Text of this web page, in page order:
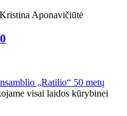
„Ratilio“ 50 metų
visai laidos kūrybinei